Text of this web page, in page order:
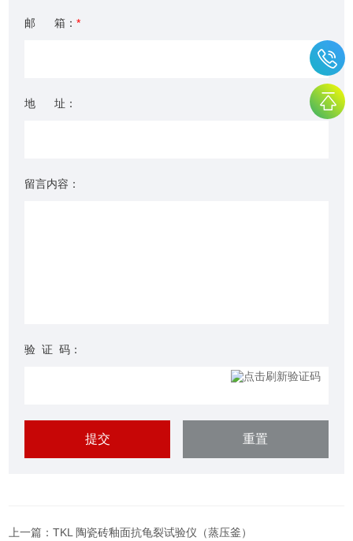
邮 箱：*
地 址：
留言内容：
验 证 码：
上一篇：TKL 陶瓷砖釉面抗龟裂试验仪（蒸压釜）